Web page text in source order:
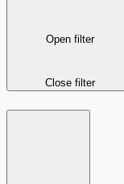
Open filter
Close filter